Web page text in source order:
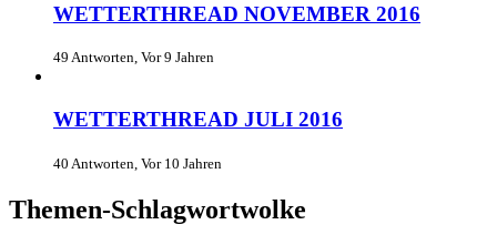
WETTERTHREAD NOVEMBER 2016
49 Antworten, Vor 9 Jahren
WETTERTHREAD JULI 2016
40 Antworten, Vor 10 Jahren
Themen-Schlagwortwolke